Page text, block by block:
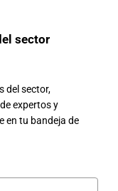
sector
del sector,
expertos y
en tu bandeja de